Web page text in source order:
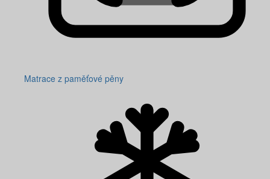
Matrace z paměťové pěny